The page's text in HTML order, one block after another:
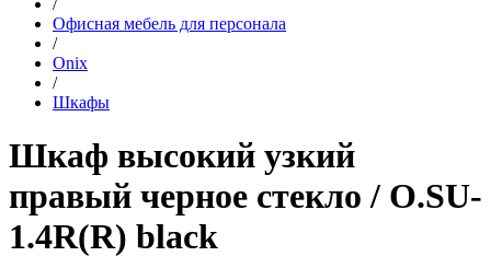
Офисная мебель для персонала
/
Onix
/
Шкафы
Шкаф высокий узкий
правый черное стекло / O.SU-
1.4R(R) black